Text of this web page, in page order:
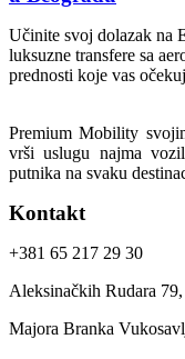
Učinite svoj dolazak na
luksuzne transfere sa
prednosti koje vas
Premium Mobility
vrši uslugu najma
putnika na svaku
Kontakt
+381 65 217 29 30
Aleksinačkih Rudara
Majora Branka